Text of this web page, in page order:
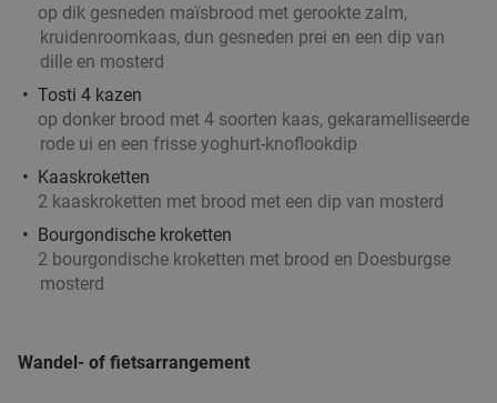
op dik gesneden maïsbrood met gerookte zalm,
kruidenroomkaas, dun gesneden prei en een dip van
dille en mosterd
Tosti 4 kazen
op donker brood met 4 soorten kaas, gekaramelliseerde
rode ui en een frisse yoghurt-knoflookdip
Kaaskroketten
2 kaaskroketten met brood met een dip van mosterd
Bourgondische kroketten
2 bourgondische kroketten met brood en Doesburgse
mosterd
Wandel- of fietsarrangement